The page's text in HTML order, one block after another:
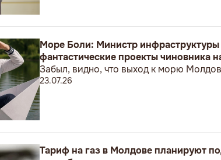
Море Боли: Министр
фантастические проекты чиновника
Забыл, видно, что выход к морю
23.07.26
Тариф на газ в Молдове планируют